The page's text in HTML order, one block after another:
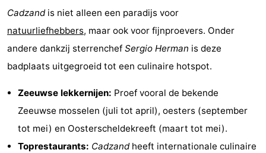
Cadzandis niet alleen een paradijs voor
natuurliefhebbers, maar ook voor fijnproevers. Onder
andere dankzij sterrenchef Sergio Herman is deze
badplaats uitgegroeid tot een culinaire hotspot.
Zeeuwse lekkernijen: Proef vooral de bekende
Zeeuwse mosselen (juli tot april), oesters (september
tot mei) en Oosterscheldekreeft (maart tot mei).
Toprestaurants: Cadzandheeft internationale culinaire